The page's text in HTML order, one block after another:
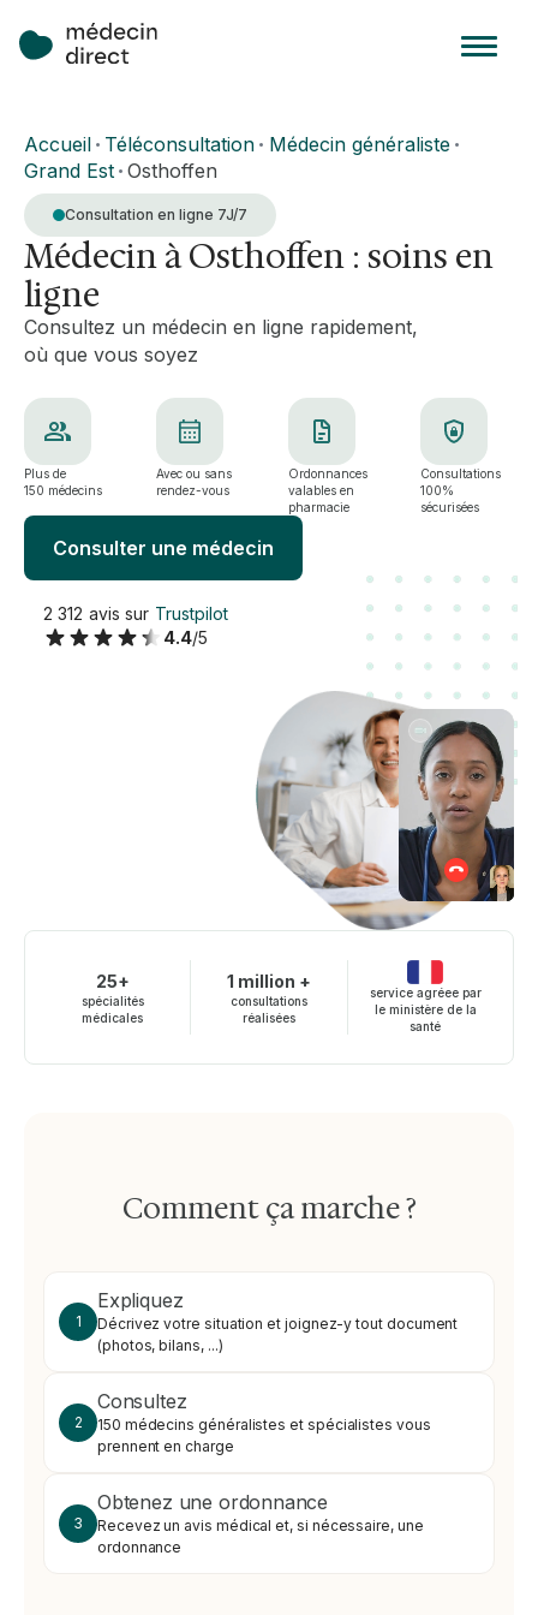
Accueil • Téléconsultation • Médecin généraliste•
Grand Est •Osthoffen
Consultation en ligne 7J/7
Médecin à Osthoffen : soins en
ligne
Consultez un médecin en ligne rapidement,
où que vous soyez
Plus de
150 médecins
Avec ou sans
rendez-vous
Ordonnances
valables en
pharmacie
Consultations
100%
sécurisées
Consulter une médecin
2 312 avis sur Trustpilot
4.4/5
25+
spécialités
médicales
1 million +
consultations
réalisées
service agréee par
le ministère de la
santé
Comment ça marche ?
1
Expliquez
Décrivez votre situation et joignez-y tout document
(photos, bilans, ...)
2
Consultez
150 médecins généralistes et spécialistes vous
prennent en charge
3
Obtenez une ordonnance
Recevez un avis médical et, si nécessaire, une
ordonnance